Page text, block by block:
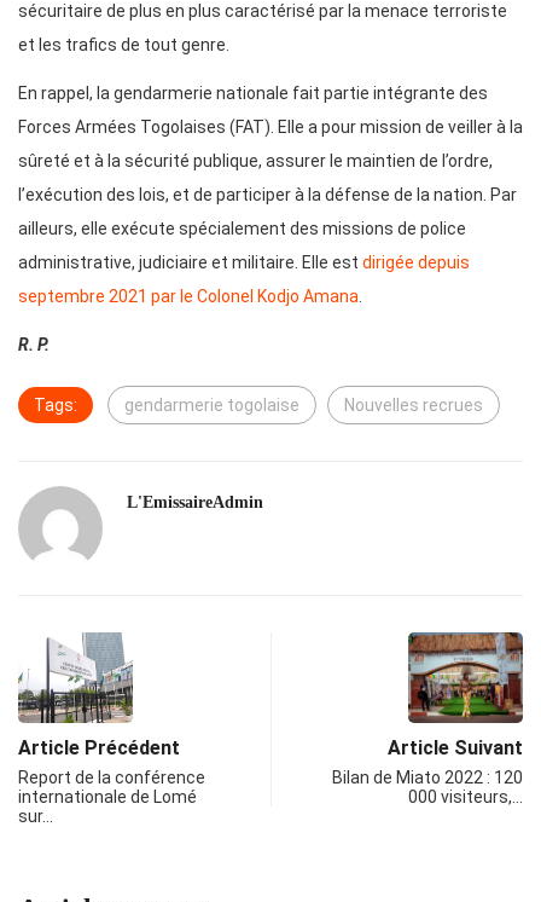
sécuritaire de plus en plus caractérisé par la menace terroriste
et les trafics de tout genre.
En rappel, la gendarmerie nationale fait partie intégrante des
Forces Armées Togolaises (FAT). Elle a pour mission de veiller à la
sûreté et à la sécurité publique, assurer le maintien de l’ordre,
l’exécution des lois, et de participer à la défense de la nation. Par
ailleurs, elle exécute spécialement des missions de police
administrative, judiciaire et militaire. Elle est dirigée depuis
septembre 2021 par le Colonel Kodjo Amana.
R. P.
Tags: gendarmerie togolaise Nouvelles recrues
L'EmissaireAdmin
Article Précédent
Report de la conférence
internationale de Lomé
sur…
Article Suivant
Bilan de Miato 2022 : 120
000 visiteurs,…